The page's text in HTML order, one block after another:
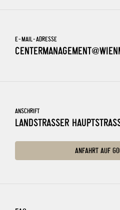
E-MAIL-ADRESSE
ANSCHRIFT
LANDSTRASSER
ANFAHRT AUF